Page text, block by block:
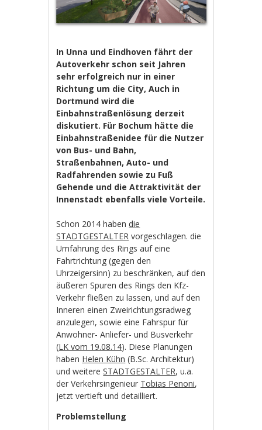
In Unna und Eindhoven fährt der
Autoverkehr schon seit Jahren
sehr erfolgreich nur in einer
Richtung um die City, Auch in
Dortmund wird die
Einbahnstraßenlösung derzeit
diskutiert. Für Bochum hätte die
Einbahnstraßenidee für die Nutzer
von Bus- und Bahn,
Straßenbahnen, Auto- und
Radfahrenden sowie zu Fuß
Gehende und die Attraktivität der
Innenstadt ebenfalls viele Vorteile.
Schon 2014 habendie
STADTGESTALTER vorgeschlagen. die
Umfahrung des Rings auf eine
Fahrtrichtung (gegen den
Uhrzeigersinn) zu beschränken, auf den
äußeren Spuren des Rings den Kfz-
Verkehr fließen zu lassen, und auf den
Inneren einen Zweirichtungsradweg
anzulegen, sowie eine Fahrspur für
Anwohner- Anliefer- und Busverkehr
(LK vom 19.08.14). Diese Planungen
haben Helen Kühn (B.Sc. Architektur)
und weitereSTADTGESTALTER, u.a.
der Verkehrsingenieur Tobias Penoni,
jetzt vertieft und detailliert.
Problemstellung